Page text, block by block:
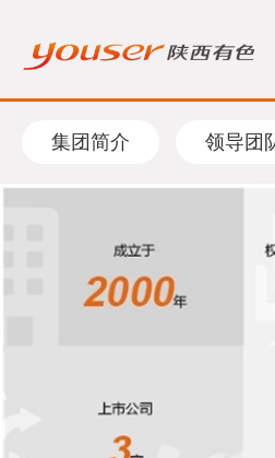
集团简介 领导团